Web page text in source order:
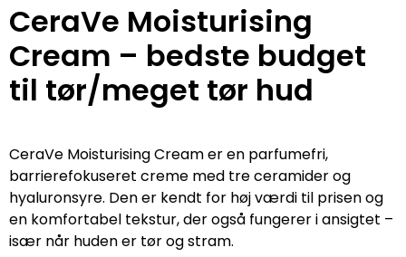
CeraVe Moisturising
Cream – bedste budget
til tør/meget tør hud
CeraVe Moisturising Cream er en parfumefri,
barrierefokuseret creme med tre ceramider og
hyaluronsyre. Den er kendt for høj værdi til prisen og
en komfortabel tekstur, der også fungerer i ansigtet –
især når huden er tør og stram.